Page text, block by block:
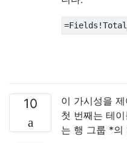
=Fields !
10
이 가시성을
첫 번째는 테
는 행 그룹 *의